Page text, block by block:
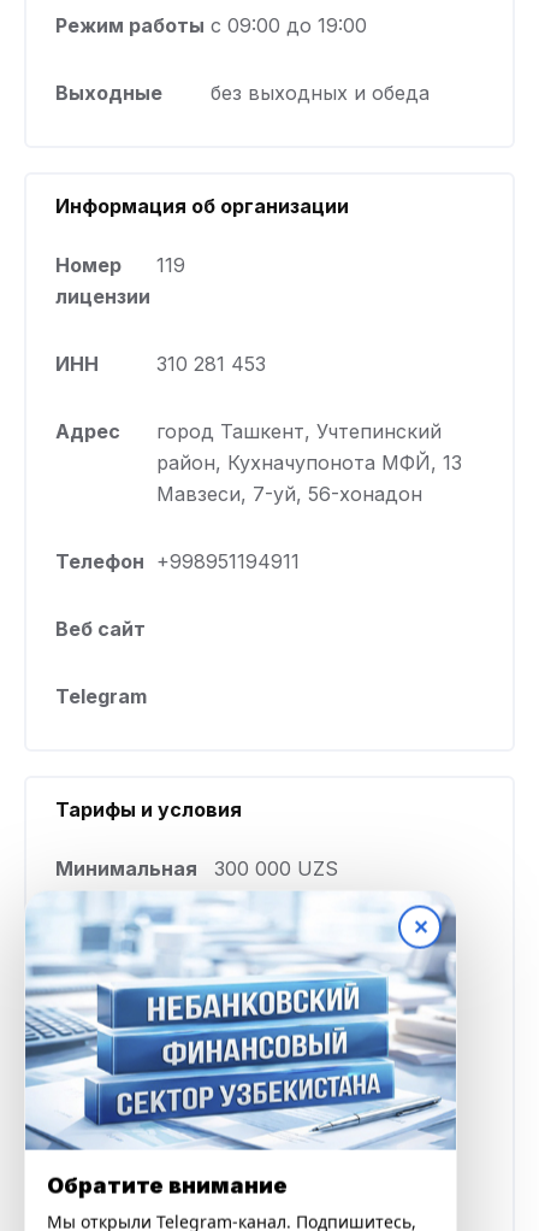
Режим работы с 09:00 до 19:00
Выходные без выходных и обеда
Информация об организации
Номер
лицензии
119
ИНН 310 281 453
Адрес
город Ташкент, Учтепинский
район, Кухначупонота МФЙ, 13
Мавзеси, 7-уй, 56-хонадон
Телефон +998951194911
Веб сайт
Telegram
Тарифы и условия
Минимальная
сумма
300 000 UZS
Максимальная
сумма
17 000 000 UZS
Процентная
ставка
от 0,28% в сутки
✕
Обратите внимание
Мы открыли Telegram-канал. Подпишитесь,